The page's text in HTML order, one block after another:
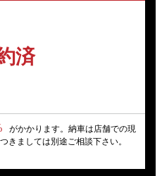
済
がかかります。納車は店舗での現
きましては別途ご相談下さい。